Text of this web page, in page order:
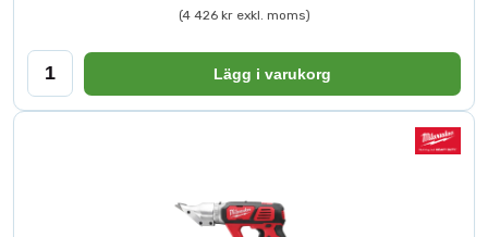
(4 426 kr exkl. moms)
Lägg i varukorg